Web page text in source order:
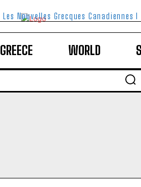
Les Nouvelles Grecques Canadiennes
GREECE WORLD